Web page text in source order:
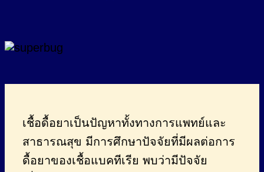
เชื้อดื้อยาเป็นปัญหาทั้งทางการแพทย์และ
สาธารณสุข มีการศึกษาปัจจัยที่มีผลต่อการ
ดื้อยาของเชื้อแบคทีเรีย พบว่ามีปัจจัย